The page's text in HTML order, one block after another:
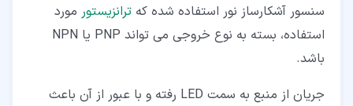
سنسور آشکارساز نور استفاده شده که ترانزیستور مورد
استفاده، بسته به نوع خروجی می تواند PNP یا NPN
باشد.
جریان از منبع به سمت LED رفته و با عبور از آن باعث